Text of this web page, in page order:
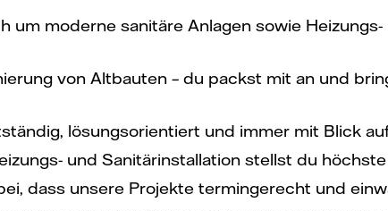
um moderne sanitäre Anlagen sowie
von Altbauten – du packst mit an und
lösungsorientiert und immer mit Blick
und Sanitärinstallation stellst du
dass unsere Projekte termingerecht und